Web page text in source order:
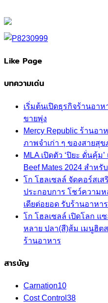
Like Page
บทความเด่น
เริ่มต้นเปิดธุรกิจร้านอา
ขายพุ่ง
Mercy Republic ร้านอา
ภาพจำเก่า ๆ ของสายสุข
MLA เปิดตัว ‘ปิยะ ดั่นคุ้ม
Beef Mates 2024 สำหรั
โก โฮลเซลล์ จัดคอร์สเ
ประกอบการ โชว์ความ
เดียต่อยอด รับร้านอาหา
โก โฮลเซลล์ เปิดโลก แ
หลาย ปลา(สี)ส้ม เมนูฮิต
ร้านอาหาร
สารบัญ
Carnation10
Cost Control 38